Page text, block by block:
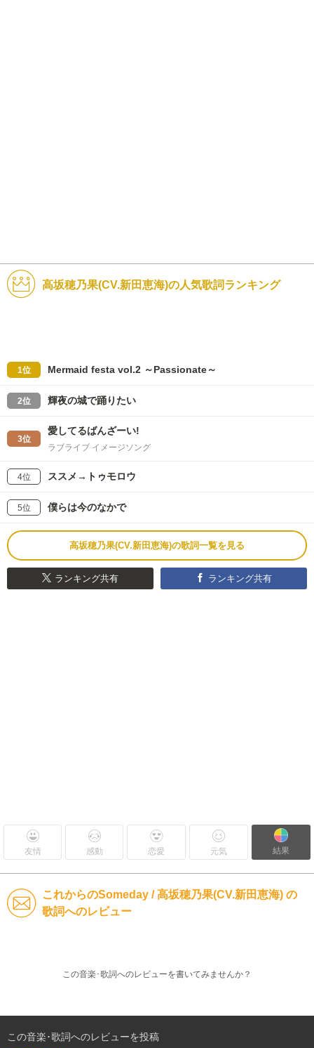
高坂穂乃果(CV.新田恵海)の人気歌詞ランキング
1位 Mermaid festa vol.2 ～Passionate～
2位 輝夜の城で踊りたい
3位
愛してるばんざーい!
ラブライブ イメージソング
4位 ススメ→トゥモロウ
5位 僕らは今のなかで
高坂穂乃果(CV.新田恵海)の歌詞一覧を見る
ランキング共有 ランキング共有
友情 感動 恋愛 元気 結果
これからのSomeday / 高坂穂乃果(CV.新田恵海) の
歌詞へのレビュー
この音楽･歌詞へのレビューを書いてみませんか？
この音楽･歌詞へのレビューを投稿